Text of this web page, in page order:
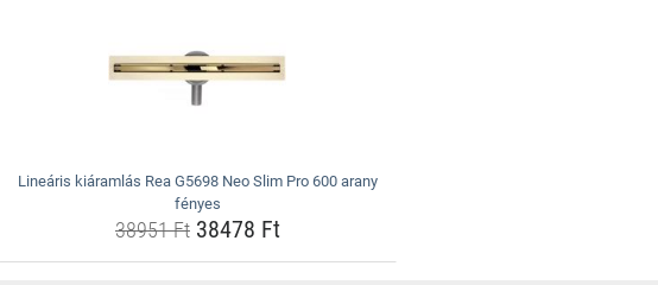
Lineáris kiáramlás Rea G5698 Neo Slim Pro 600 arany
fényes
38951 Ft38478 Ft